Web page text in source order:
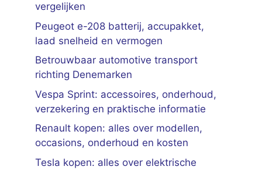
vergelijken
Peugeot e-208 batterij, accupakket,
laad snelheid en vermogen
Betrouwbaar automotive transport
richting Denemarken
Vespa Sprint: accessoires, onderhoud,
verzekering en praktische informatie
Renault kopen: alles over modellen,
occasions, onderhoud en kosten
Tesla kopen: alles over elektrische